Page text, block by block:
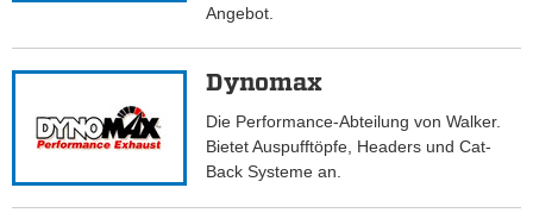
Angebot.
Dynomax
Die Performance-Abteilung von Walker.
Bietet Auspufftöpfe, Headers und Cat-
Back Systeme an.